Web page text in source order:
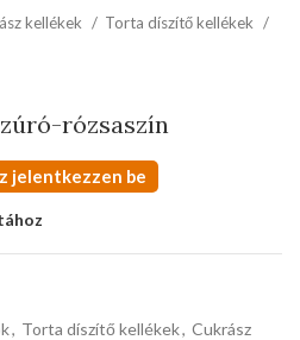
kellékek
Torta díszítő kellékek
rózsaszín
jelentkezzen be
, Torta díszítő kellékek, Cukrász